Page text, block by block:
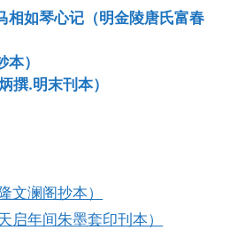
相如琴心记（明金陵唐氏富春
）
撰.明末刊本）
文澜阁抄本）
启年间朱墨套印刊本）